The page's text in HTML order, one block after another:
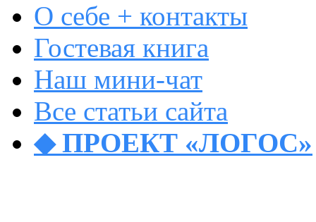
О себе + контакты
Гостевая книга
Наш мини-чат
Все статьи сайта
◆ ПРОЕКТ «ЛОГОС»